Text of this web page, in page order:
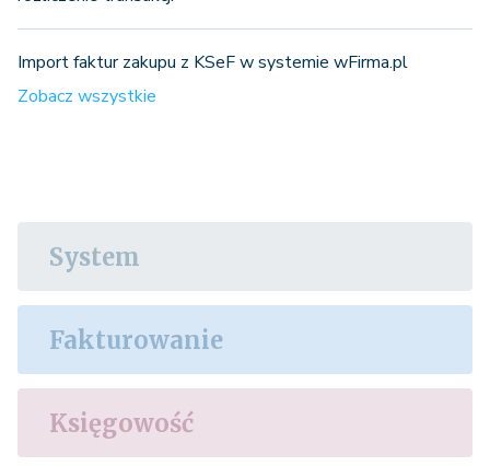
Import faktur zakupu z KSeF w systemie wFirma.pl
Zobacz wszystkie
System
Fakturowanie
Księgowość